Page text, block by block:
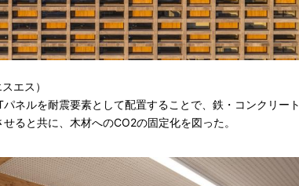
エス）
ネルを耐震要素として配置することで、鉄・コンクリート
ると共に、木材へのCO2の固定化を図った。